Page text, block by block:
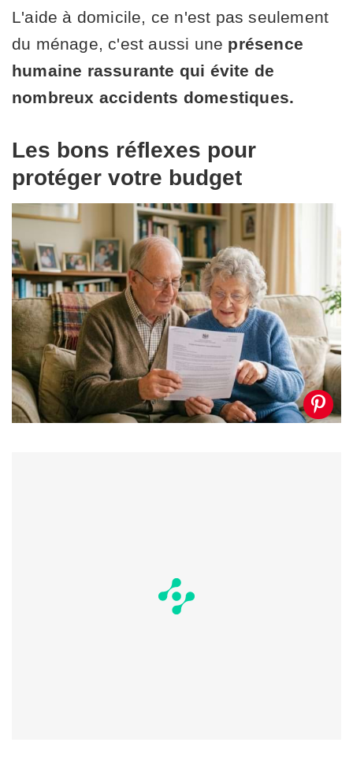
L'aide à domicile, ce n'est pas seulement
du ménage, c'est aussi une présence
humaine rassurante qui évite de
nombreux accidents domestiques.
Les bons réflexes pour
protéger votre budget